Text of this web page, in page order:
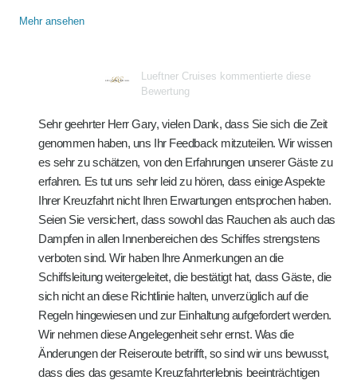
Mehr ansehen
Lueftner Cruises kommentierte diese
Bewertung
Sehr geehrter Herr Gary, vielen Dank, dass Sie sich die Zeit
genommen haben, uns Ihr Feedback mitzuteilen. Wir wissen
es sehr zu schätzen, von den Erfahrungen unserer Gäste zu
erfahren. Es tut uns sehr leid zu hören, dass einige Aspekte
Ihrer Kreuzfahrt nicht Ihren Erwartungen entsprochen haben.
Seien Sie versichert, dass sowohl das Rauchen als auch das
Dampfen in allen Innenbereichen des Schiffes strengstens
verboten sind. Wir haben Ihre Anmerkungen an die
Schiffsleitung weitergeleitet, die bestätigt hat, dass Gäste, die
sich nicht an diese Richtlinie halten, unverzüglich auf die
Regeln hingewiesen und zur Einhaltung aufgefordert werden.
Wir nehmen diese Angelegenheit sehr ernst. Was die
Änderungen der Reiseroute betrifft, so sind wir uns bewusst,
dass dies das gesamte Kreuzfahrterlebnis beeinträchtigen